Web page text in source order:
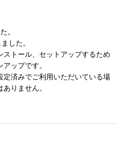
。
した。
トール、セットアップするため
ップです。
済みでご利用いただいている場
りません。